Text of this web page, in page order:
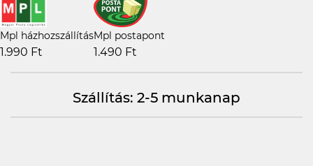
Mpl házhozszállítás
1.990 Ft
Mpl postapont
1.490 Ft
Szállítás: 2-5 munkanap